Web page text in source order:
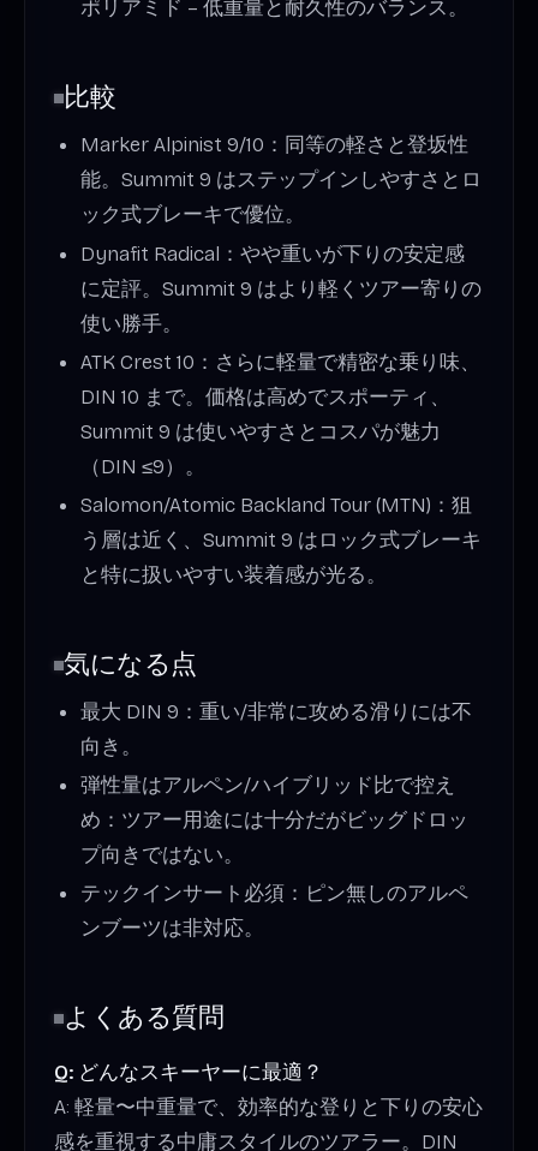
ポリアミド – 低重量と耐久性のバランス。
比較
Marker Alpinist 9/10：同等の軽さと登坂性
能。Summit 9 はステップインしやすさとロ
ック式ブレーキで優位。
Dynafit Radical：やや重いが下りの安定感
に定評。Summit 9 はより軽くツアー寄りの
使い勝手。
ATK Crest 10：さらに軽量で精密な乗り味、
DIN 10 まで。価格は高めでスポーティ、
Summit 9 は使いやすさとコスパが魅力
（DIN ≤9）。
Salomon/Atomic Backland Tour (MTN)：狙
う層は近く、Summit 9 はロック式ブレーキ
と特に扱いやすい装着感が光る。
気になる点
最大 DIN 9：重い/非常に攻める滑りには不
向き。
弾性量はアルペン/ハイブリッド比で控え
め：ツアー用途には十分だがビッグドロッ
プ向きではない。
テックインサート必須：ピン無しのアルペ
ンブーツは非対応。
よくある質問
Q: どんなスキーヤーに最適？
A: 軽量〜中重量で、効率的な登りと下りの安心
感を重視する中庸スタイルのツアラー。DIN